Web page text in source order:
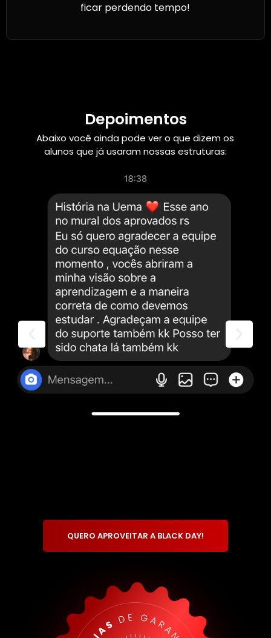
ficar perdendo tempo!
Depoimentos
Abaixo você ainda pode ver o que dizem os
alunos que já usaram nossas estruturas:
QUERO APROVEITAR A BLACK DAY!